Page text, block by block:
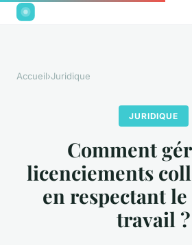
Accueil›Juridique
JURIDIQUE
Comment
licenciements
en respectant
travail ?